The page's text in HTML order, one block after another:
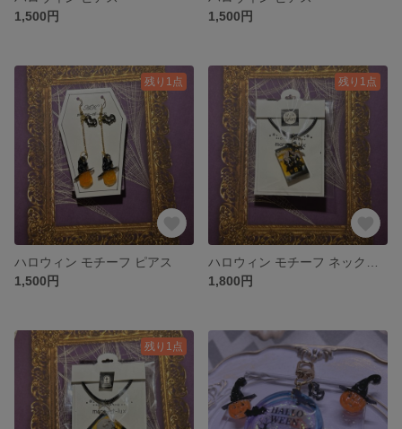
1,500円
1,500円
残り1点
ハロウィン モチーフ ピアス
1,500円
残り1点
1,800円
残り1点